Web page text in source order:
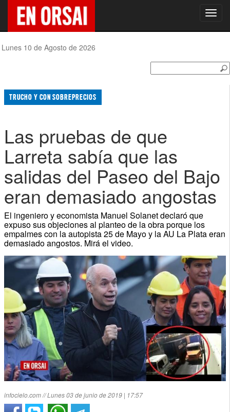
Lunes 10 de Agosto de 2026
TRUCHO Y CON SOBREPRECIOS
Las pruebas de que
Larreta sabía que las
salidas del Paseo del Bajo
eran demasiado angostas
El ingeniero y economista Manuel Solanet declaró que
expuso sus objeciones al planteo de la obra porque los
empalmes con la autopista 25 de Mayo y la AU La Plata eran
demasiado angostos. Mirá el video.
infocielo.com // Lunes 03 de junio de 2019 | 17:57